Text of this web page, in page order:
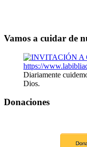
Vamos a cuidar de
Diariamente
Dios.
Donaciones